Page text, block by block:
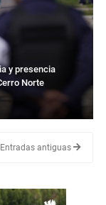
y presencia
Norte
Entradas antiguas